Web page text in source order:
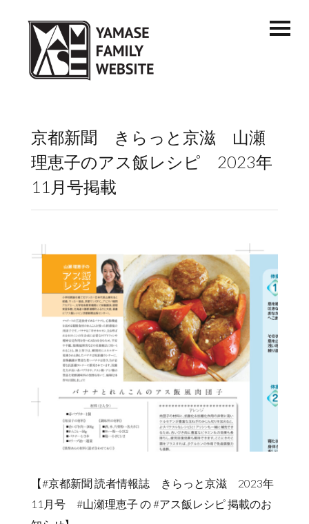
京都新聞 きらっと京滋 山瀬
理恵子のアス飯レシピ 2023年
11月号掲載
【#京都新聞 読者情報誌 きらっと京滋 2023年
11月号 #山瀬理恵子 の #アス飯レシピ 掲載のお